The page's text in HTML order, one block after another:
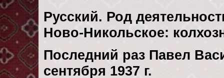
Русский. Род
Ново-Никольское:
Последний раз Павел
сентября 1937 г.